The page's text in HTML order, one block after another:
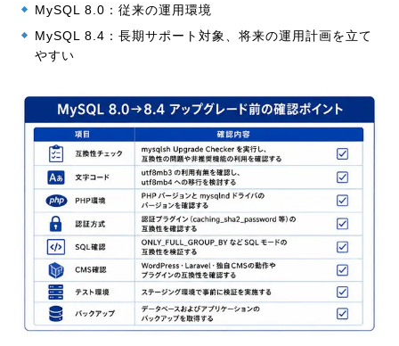
MySQL 8.0：従来の運用環境
MySQL 8.4：長期サポート対象、将来の運用計画を立て
やすい